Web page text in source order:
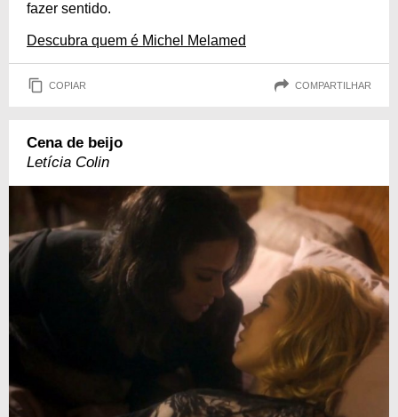
fazer sentido.
Descubra quem é Michel Melamed
COPIAR COMPARTILHAR
Cena de beijo
Letícia Colin